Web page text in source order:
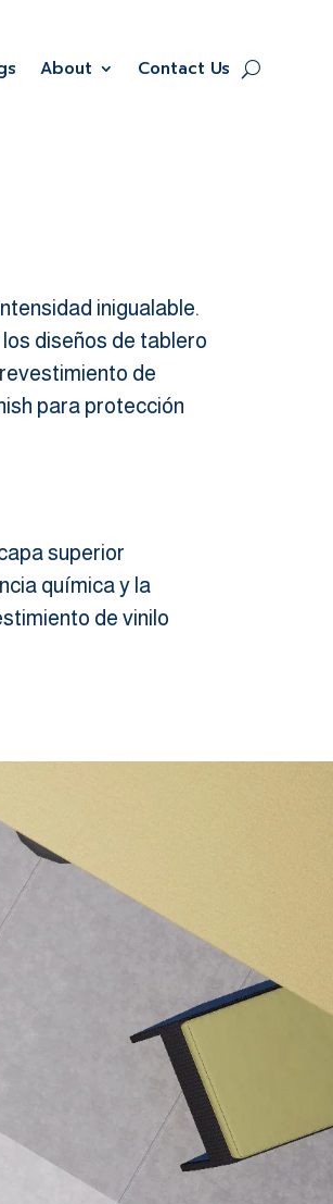
About Contact Us
inigualable.
diseños de tablero
de
para protección
superior
química y la
de vinilo